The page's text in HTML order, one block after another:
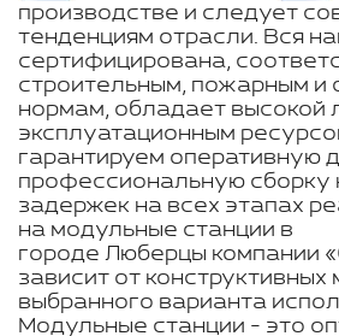
производстве и следует
тенденциям отрасли. Вся
сертифицирована,
строительным, пожарным и
нормам, обладает высокой
эксплуатационным
гарантируем оперативную
профессиональную сборку
задержек на всех этапах
на модульные станции в
городе Люберцы компании
зависит от конструктивных
выбранного варианта
Модульные станции - это